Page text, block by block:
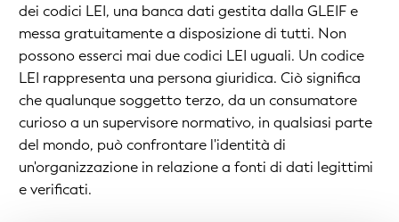
dei codici LEI, una banca dati gestita dalla GLEIF e
messa gratuitamente a disposizione di tutti. Non
possono esserci mai due codici LEI uguali. Un codice
LEI rappresenta una persona giuridica. Ciò significa
che qualunque soggetto terzo, da un consumatore
curioso a un supervisore normativo, in qualsiasi parte
del mondo, può confrontare l'identità di
un'organizzazione in relazione a fonti di dati legittimi
e verificati.